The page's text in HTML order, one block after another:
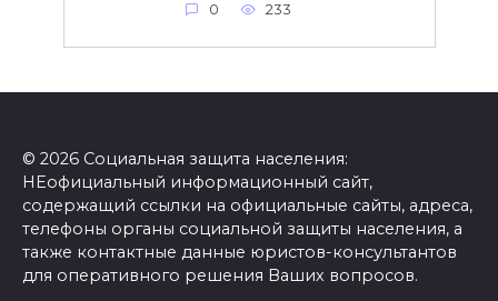
0 233
© 2026 Социальная защита населения:
НЕофициальный информационный сайт,
содержащий ссылки на официальные сайты, адреса,
телефоны органы социальной защиты населения, а
также контактные данные юристов-консультантов
для оперативного решения Ваших вопросов.